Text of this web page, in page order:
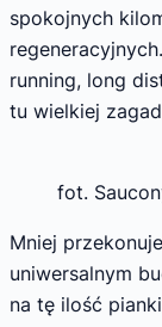
spokojnych
running, long
tu wielkiej
fot.
Mniej
uniwersalnym
na tę ilość